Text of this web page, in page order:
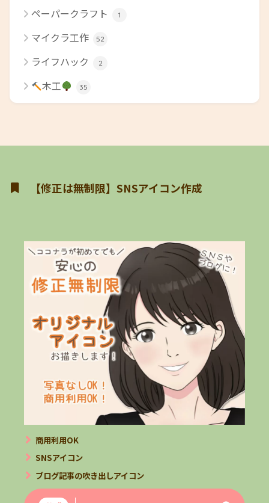
ペーパークラフト 1
マイクラ工作 52
ライフハック 2
木工 35
【修正は無制限】SNSアイコン作成
商用利用OK
SNSアイコン
ブログ記事の吹き出しアイコン